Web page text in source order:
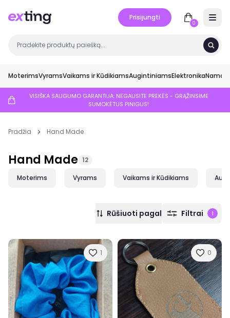
Prisijungti
0
MoterimsVyramsVaikams ir KūdikiamsAugintiniamsElektronikaNamai
VISIŠKA SAUGUMO GARANTIJA: NEGAUSITE PREKĖS - GRĄŽINSIME
SUMOKĖTUS PINIGUS!
Pradžia Hand Made
Hand Made 12
Moterims Vyrams Vaikams ir Kūdikiams
Rūšiuoti pagal Filtrai 1
1 0